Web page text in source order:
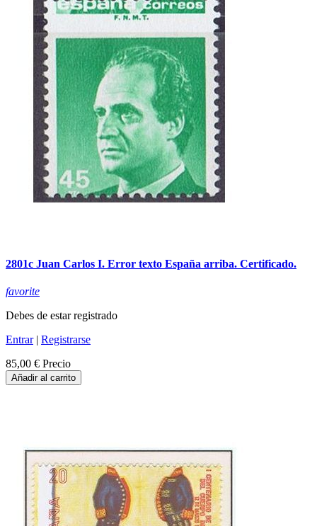
2801c Juan Carlos I. Error texto España arriba. Certificado.
favorite
Debes de estar registrado
Entrar| Registrarse
85,00 € Precio
Añadir al carrito